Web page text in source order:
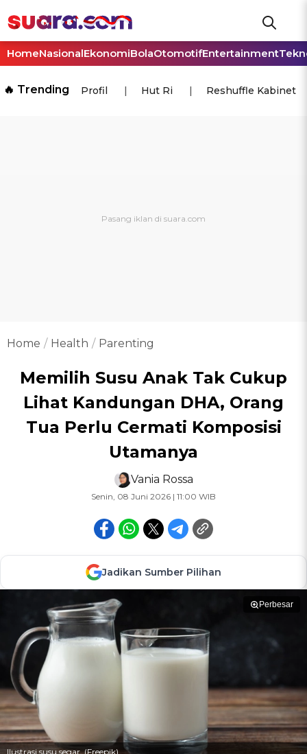
HomeNasionalEkonomiBolaOtomotifEntertainment
🔥 Trending Profil Hut Ri Reshuffle Kabinet
Home Health Parenting
Memilih Susu Anak Tak Cukup
Lihat Kandungan DHA, Orang
Tua Perlu Cermati Komposisi
Utamanya
Vania Rossa
Senin, 08 Juni 2026 | 11:00 WIB
Jadikan Sumber Pilihan
Perbesar
Ilustrasi susu segar. (Freepik)